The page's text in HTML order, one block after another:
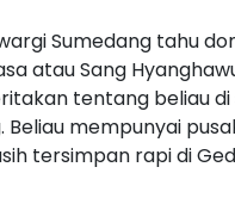
Sumedang tahu
atau Sang
tentang beliau di
Beliau mempunyai
tersimpan rapi di